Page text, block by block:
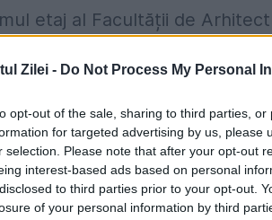
Zilei - Do Not Process My Personal
opt-out of the sale, sharing to third parties,
for targeted advertising by us, please
selection. Please note that after your opt-out
interest-based ads based on personal
to third parties prior to your opt-out.
of your personal information by third
etaj al Facultății de
și o antenă plantată
voce pentru jingles și
am emis prin satelit. Azi ni
a povestit Călin